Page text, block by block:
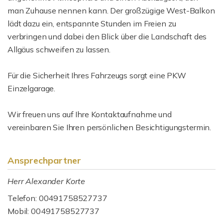
man Zuhause nennen kann. Der großzügige West-Balkon
lädt dazu ein, entspannte Stunden im Freien zu
verbringen und dabei den Blick über die Landschaft des
Allgäus schweifen zu lassen.
Für die Sicherheit Ihres Fahrzeugs sorgt eine PKW
Einzelgarage.
Wir freuen uns auf Ihre Kontaktaufnahme und
vereinbaren Sie Ihren persönlichen Besichtigungstermin.
Ansprechpartner
Herr Alexander Korte
Telefon: 00491758527737
Mobil: 00491758527737